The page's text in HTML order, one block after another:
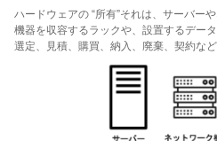
ハードウェアの “所有”それは、サーバー
機器を収容するラックや、設置するデー
選定、見積、購買、納入、廃棄、契約など